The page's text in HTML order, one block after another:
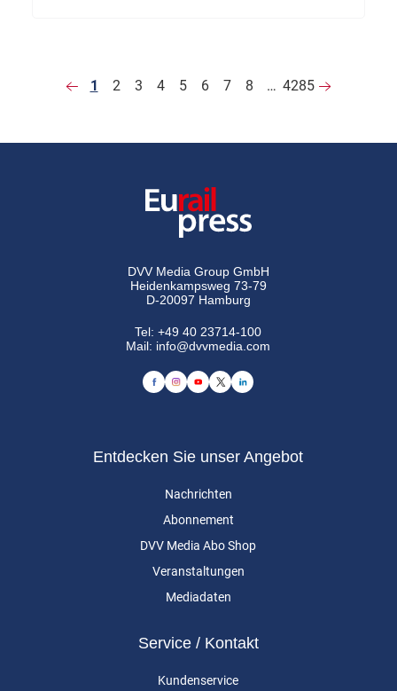
1 2 3 4 5 6 7 8 … 4285
DVV Media Group GmbH
Heidenkampsweg 73-79
D-20097 Hamburg
Tel:+49 40 23714-100
Mail: info@dvvmedia.com
Entdecken Sie unser Angebot
Nachrichten
Abonnement
DVV Media Abo Shop
Veranstaltungen
Mediadaten
Service / Kontakt
Kundenservice